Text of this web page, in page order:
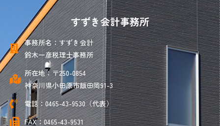
すずき会計事務所
事務所名：すずき会計
鈴木一彦税理士事務所
所在地：〒250-0854
神奈川県小田原市飯田岡91-3
電話：0465-43-9530（代表）
FAX：0465-43-9531